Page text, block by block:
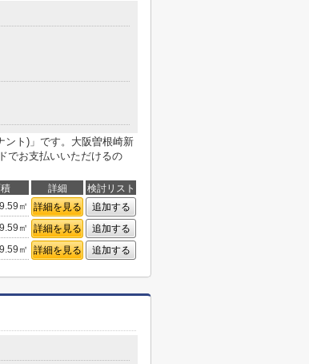
ント)」です。大阪曽根崎新
でお支払いいただけるの
詳細
検討リスト
㎡ 詳細を見る
追加する
㎡ 詳細を見る
追加する
㎡ 詳細を見る 追加する